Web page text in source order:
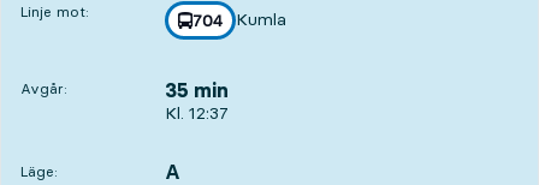
Linje mot: linje
704
mot
Kumla
,
Avgår: 35 min
Avgår, Kl. 12:37, om 35 min
Kl. 12:37
Läge:
LÄGE, A
,